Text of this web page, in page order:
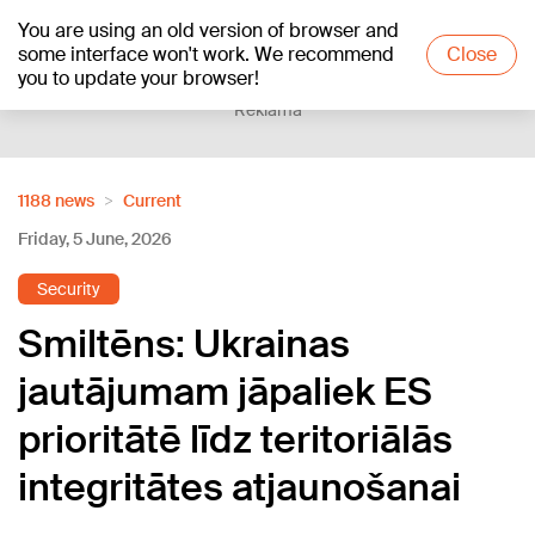
You are using an old version of browser and
some interface won't work. We recommend
you to update your browser!
Close
+17°C
Reklāma
1188 news
Current
Friday, 5 June, 2026
Security
Smiltēns: Ukrainas
jautājumam jāpaliek ES
prioritātē līdz teritoriālās
integritātes atjaunošanai